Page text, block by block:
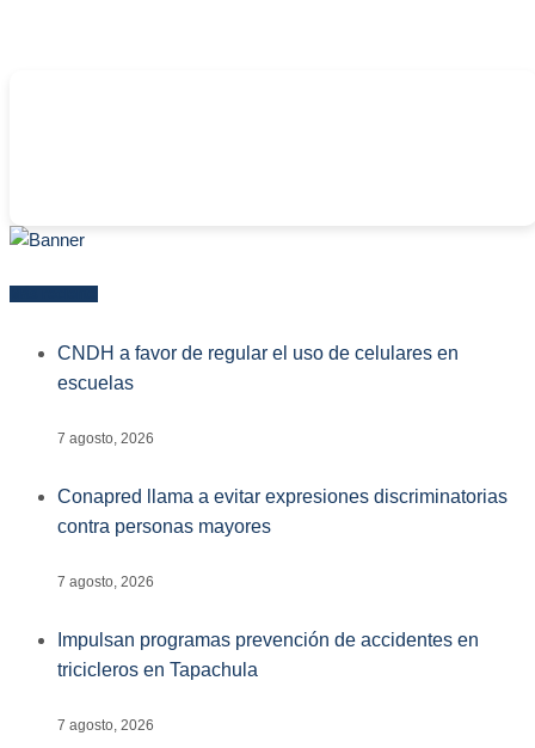
CNDH a favor de regular el uso de celulares en
escuelas
7 agosto, 2026
Conapred llama a evitar expresiones discriminatorias
contra personas mayores
7 agosto, 2026
Impulsan programas prevención de accidentes en
tricicleros en Tapachula
7 agosto, 2026